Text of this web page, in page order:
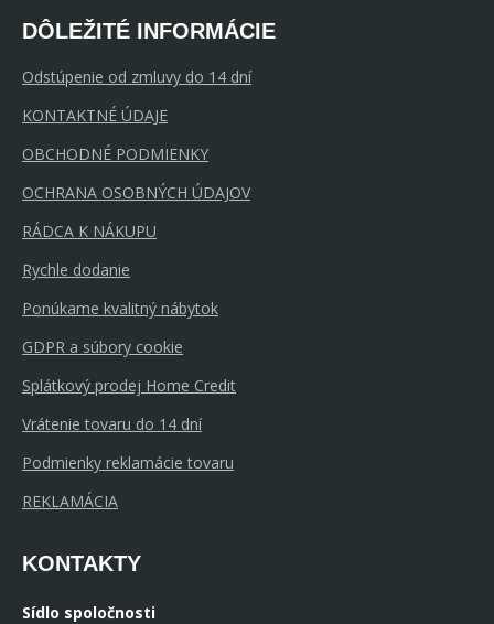
DÔLEŽITÉ INFORMÁCIE
Odstúpenie od zmluvy do 14 dní
KONTAKTNÉ ÚDAJE
OBCHODNÉ PODMIENKY
OCHRANA OSOBNÝCH ÚDAJOV
RÁDCA K NÁKUPU
Rychle dodanie
Ponúkame kvalitný nábytok
GDPR a súbory cookie
Splátkový prodej Home Credit
Vrátenie tovaru do 14 dní
Podmienky reklamácie tovaru
REKLAMÁCIA
KONTAKTY
Sídlo spoločnosti